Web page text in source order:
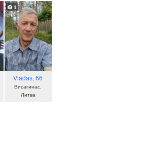
1
Vladas, 66
Висагинас,
Литва